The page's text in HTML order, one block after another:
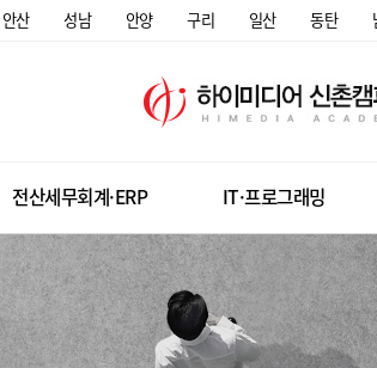
안산 성남 안양 구리 일산 동탄
전산세무회계·ERP IT·프로그래밍